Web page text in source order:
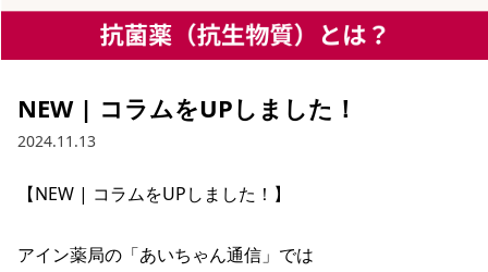
NEW | コラムをUPしました！
2024.11.13
【NEW | コラムをUPしました！】
アイン薬局の「あいちゃん通信」では